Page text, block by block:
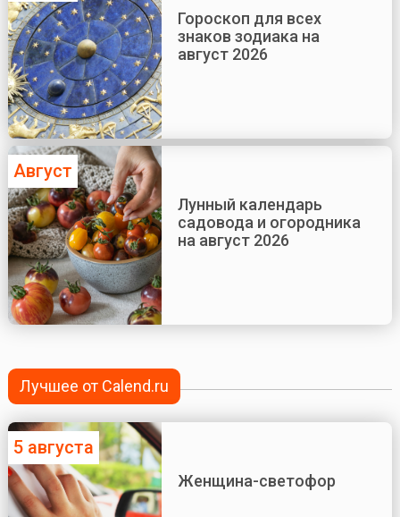
Гороскоп для всех
знаков зодиака на
август 2026
Август
Лунный календарь
садовода и огородника
на август 2026
Лучшее от Calend.ru
5 августа
Женщина-светофор